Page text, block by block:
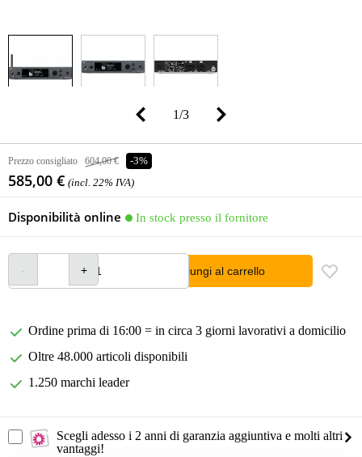
1/3
Prezzo consigliato 604,00 € -3%
585,00 € (incl. 22% IVA)
Disponibilità online In stock presso il fornitore
Aggiungi al carrello
Ordine prima di 16:00 = in circa 3 giorni lavorativi a domicilio
Oltre 48.000 articoli disponibili
1.250 marchi leader
Scegli adesso i 2 anni di garanzia aggiuntiva e molti altri
vantaggi!